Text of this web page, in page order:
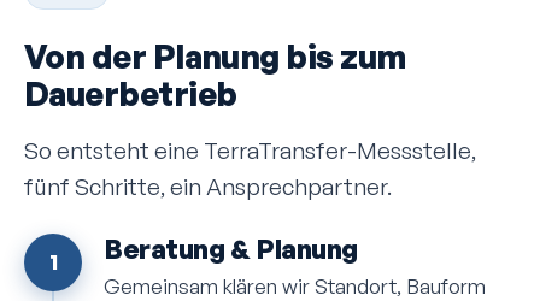
Von der Planung bis zum
Dauerbetrieb
So entsteht eine TerraTransfer-Mess­stelle,
fünf Schritte, ein Ansprech­partner.
1 Beratung & Planung
Gemeinsam klären wir Standort, Bauform